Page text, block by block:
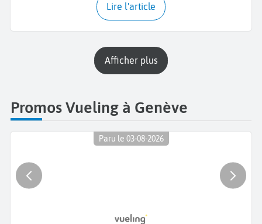
Lire l'article
Afficher plus
Promos Vueling à Genève
Paru le 03-08-2026